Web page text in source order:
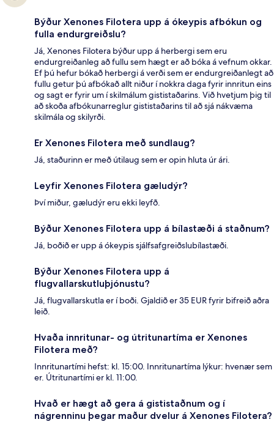
Býður Xenones Filotera upp á ókeypis afbókun og
fulla endurgreiðslu?
Já, Xenones Filotera býður upp á herbergi sem eru
endurgreiðanleg að fullu sem hægt er að bóka á vefnum okkar.
Ef þú hefur bókað herbergi á verði sem er endurgreiðanlegt að
fullu getur þú afbókað allt niður í nokkra daga fyrir innritun eins
og sagt er fyrir um í skilmálum gististaðarins. Við hvetjum þig til
að skoða afbókunarreglur gististaðarins til að sjá nákvæma
skilmála og skilyrði.
Er Xenones Filotera með sundlaug?
Já, staðurinn er með útilaug sem er opin hluta úr ári.
Leyfir Xenones Filotera gæludýr?
Því miður, gæludýr eru ekki leyfð.
Býður Xenones Filotera upp á bílastæði á staðnum?
Já, boðið er upp á ókeypis sjálfsafgreiðslubílastæði.
Býður Xenones Filotera upp á
flugvallarskutluþjónustu?
Já, flugvallarskutla er í boði. Gjaldið er 35 EUR fyrir bifreið aðra
leið.
Hvaða innritunar- og útritunartíma er Xenones
Filotera með?
Innritunartími hefst: kl. 15:00. Innritunartíma lýkur: hvenær sem
er. Útritunartími er kl. 11:00.
Hvað er hægt að gera á gististaðnum og í
nágrenninu þegar maður dvelur á Xenones Filotera?